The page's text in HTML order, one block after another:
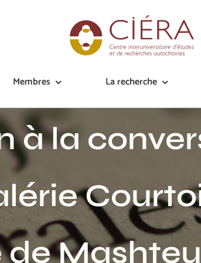
Membres La recherche
à la